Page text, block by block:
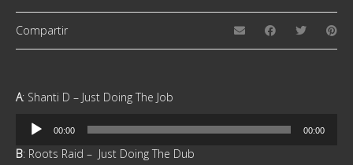
Compartir
A: Shanti D – Just Doing The Job
Reproductor
audio
00:00 00:00
B: Roots Raid – Just Doing The Dub